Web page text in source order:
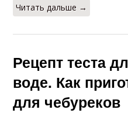
Читать дальше →
Рецепт теста
воде. Как
для чебуреков